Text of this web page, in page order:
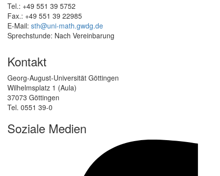
Tel.: +49 551 39 5752
Fax.: +49 551 39 22985
E-Mail: sth@uni-math.gwdg.de
Sprechstunde: Nach Vereinbarung
Kontakt
Georg-August-Universität Göttingen
Wilhelmsplatz 1 (Aula)
37073 Göttingen
Tel. 0551 39-0
Soziale Medien